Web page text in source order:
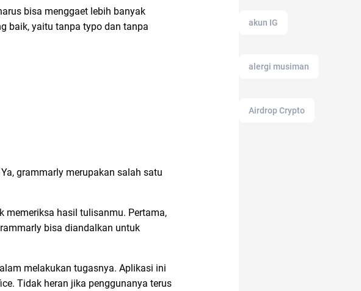
bisa menggaet lebih banyak
baik, yaitu tanpa typo dan tanpa
grammarly merupakan salah satu
memeriksa hasil tulisanmu. Pertama,
bisa diandalkan untuk
melakukan tugasnya. Aplikasi ini
Tidak heran jika penggunanya terus
akun IG
alergi musiman
Airdrop Crypto